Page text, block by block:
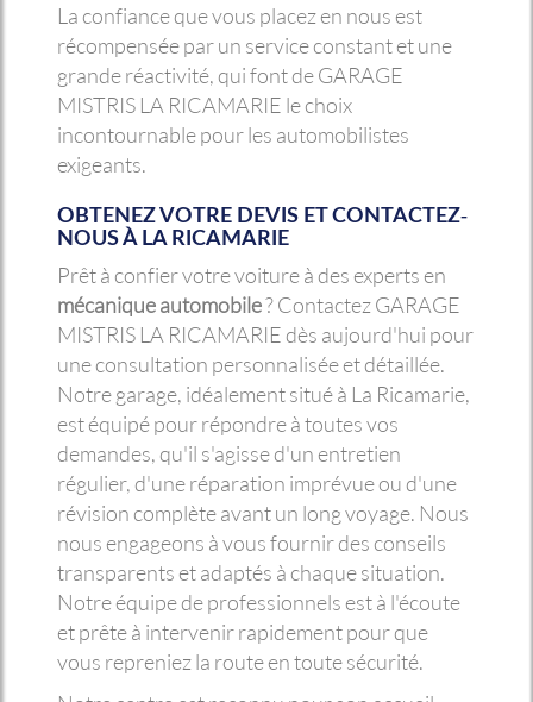
La confiance que vous placez en nous est
récompensée par un service constant et une
grande réactivité, qui font de GARAGE
MISTRIS LA RICAMARIE le choix
incontournable pour les automobilistes
exigeants.
OBTENEZ VOTRE DEVIS ET CONTACTEZ-
NOUS À LA RICAMARIE
Prêt à confier votre voiture à des experts en
mécanique automobile? Contactez GARAGE
MISTRIS LA RICAMARIE dès aujourd'hui pour
une consultation personnalisée et détaillée.
Notre garage, idéalement situé à La Ricamarie,
est équipé pour répondre à toutes vos
demandes, qu'il s'agisse d'un entretien
régulier, d'une réparation imprévue ou d'une
révision complète avant un long voyage. Nous
nous engageons à vous fournir des conseils
transparents et adaptés à chaque situation.
Notre équipe de professionnels est à l'écoute
et prête à intervenir rapidement pour que
vous repreniez la route en toute sécurité.